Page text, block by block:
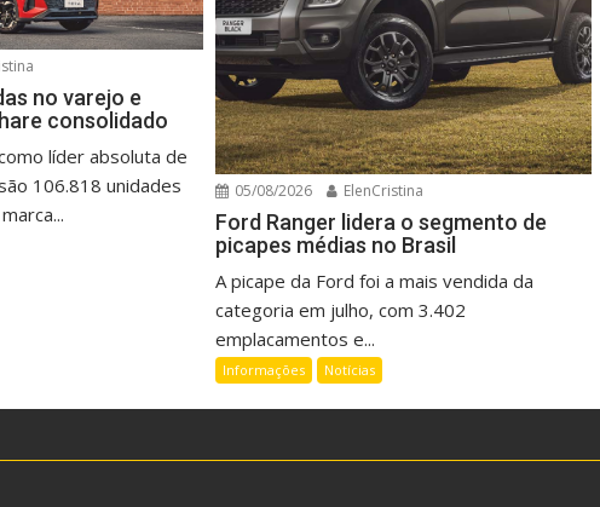
no varejo e
consolidado
líder absoluta de
106.818 unidades
05/08/2026 ElenCristina
Ford Ranger lidera o segmento de
picapes médias no Brasil
A picape da Ford foi a mais vendida da
categoria em julho, com 3.402
emplacamentos e...
Informações Notícias